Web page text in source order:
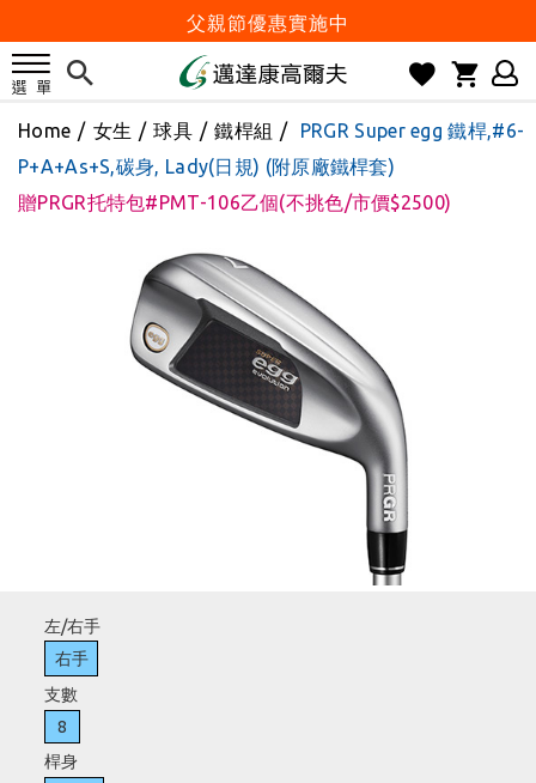
父親節優惠實施中
2026邁達康盃 開始受理報名
防詐騙! 勿信來路不明連結及優惠
歡迎體驗公益店Friends Screen模擬器
刷台新卡滿 $6000 分 3 期 0 利率
Golf Point 會員回饋積點
消費滿 $2000 享免運
Happy Father's Day
父親節優惠實施中
2026邁達康盃 開始受理報名
7月份 門市免費試打日程 已公佈!
防詐騙! 勿信來路不明連結及優惠
歡迎體驗公益店Friends Screen模擬器
刷台新卡滿 $6000 分 3 期 0 利率
Home / 女生 / 球具 / 鐵桿組 /
PRGR Super egg 鐵桿,#6-
P+A+As+S,碳身, Lady(日規) (附原廠鐵桿套)
贈PRGR托特包#PMT-106乙個(不挑色/市價$2500)
左/右手
右手
支數
8
桿身